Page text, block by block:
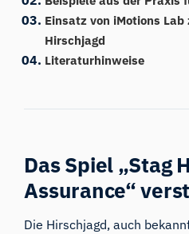
Einsatz von iMotions
Hirschjagd
Literaturhinweise
Das Spiel „Stag
Assurance“
Die Hirschjagd, auch